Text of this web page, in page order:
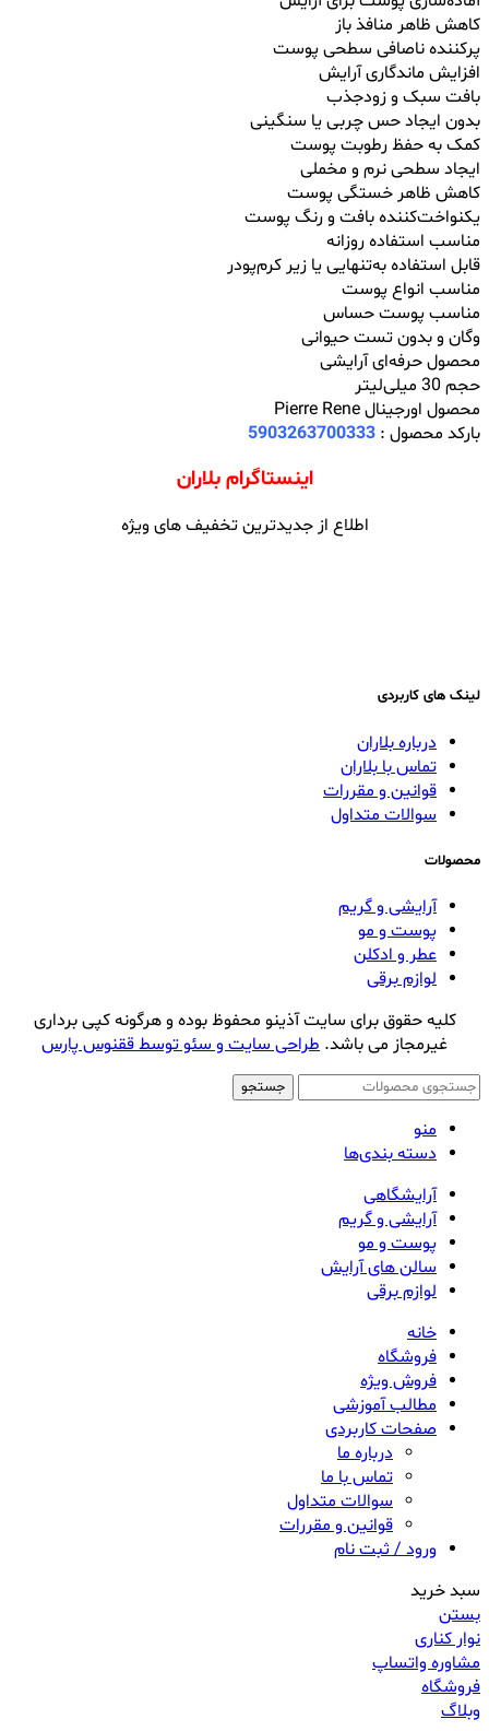
کاهش ظاهر منافذ باز
پرکننده ناصافی‌ سطحی پوست
افزایش ماندگاری آرایش
بافت سبک و زودجذب
بدون ایجاد حس چربی یا سنگینی
کمک به حفظ رطوبت پوست
ایجاد سطحی نرم و مخملی
کاهش ظاهر خستگی پوست
یکنواخت‌کننده بافت و رنگ پوست
مناسب استفاده روزانه
قابل استفاده به‌تنهایی یا زیر کرم‌پودر
مناسب انواع پوست
مناسب پوست حساس
وگان و بدون تست حیوانی
محصول حرفه‌ای آرایشی
حجم 30 میلی‌لیتر
محصول اورجینال Pierre Rene
بارکد محصول : 5903263700333
اینستاگرام بلاران
اطلاع از جدیدترین تخفیف های ویژه
لینک های کاربردی
درباره بلاران
تماس با بلاران
قوانین و مقررات
سوالات متداول
محصولات
آرایشی و گریم
پوست و مو
عطر و ادکلن
لوازم برقی
کلیه حقوق برای سایت آذینو محفوظ بوده و هرگونه کپی برداری
غیرمجاز می باشد. طراحی سایت و سئو توسط ققنوس پارس
جستجو
منو
دسته بندی‌ها
آرایشگاهی
آرایشی و گریم
پوست و مو
سالن های آرایش
لوازم برقی
خانه
فروشگاه
فروش ویژه
مطالب آموزشی
صفحات کاربردی
درباره ما
تماس با ما
سوالات متداول
قوانین و مقررات
ورود / ثبت نام
سبد خرید
بستن
نوار کناری
مشاوره واتساپ
فروشگاه
وبلاگ